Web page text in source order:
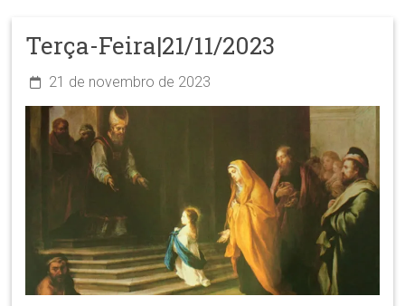
–
Luz
Arquidiocese
São
Episcopal
Setor
Terça-Feira|21/11/2023
21 de novembro de 2023